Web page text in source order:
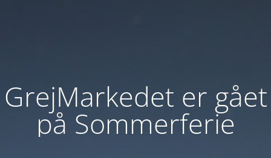
GrejMarkedet er gået
på Sommerferie